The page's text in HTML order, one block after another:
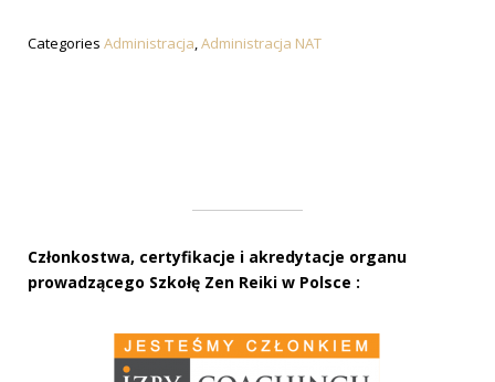
Categories Administracja,Administracja NAT
Członkostwa, certyfikacje i akredytacje organu
prowadzącego Szkołę Zen Reiki w Polsce :